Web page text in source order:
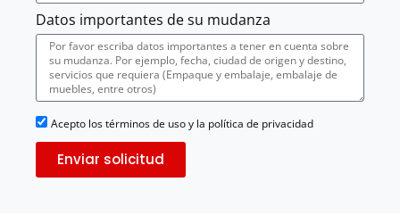
Datos importantes de su mudanza
Acepto los términos de uso y la política de privacidad
Enviar solicitud